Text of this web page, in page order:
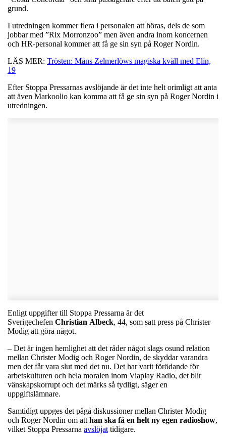
grund.
I utredningen kommer flera i personalen att höras, dels de som
jobbar med ”Rix Morronzoo” men även andra inom koncernen
och HR-personal kommer att få ge sin syn på Roger Nordin.
LÄS MER: Trösten: Måns Zelmerlöws magiska kväll med Elin,
19
Efter Stoppa Pressarnas avslöjande är det inte helt orimligt att anta
att även Markoolio kan komma att få ge sin syn på Roger Nordin i
utredningen.
Enligt uppgifter till Stoppa Pressarna är det
Sverigechefen Christian Albeck, 44, som satt press på Christer
Modig att göra något.
– Det är ingen hemlighet att det råder något slags osund relation
mellan Christer Modig och Roger Nordin, de skyddar varandra
men det får vara slut med det nu. Det har varit förödande för
arbetskulturen och hela moralen inom Viaplay Radio, det blir
vänskapskorrupt och det märks så tydligt, säger en
uppgiftslämnare.
Samtidigt uppges det pågå diskussioner mellan Christer Modig
och Roger Nordin om att han ska få en helt ny egen radioshow,
vilket Stoppa Pressarna avslöjat tidigare.